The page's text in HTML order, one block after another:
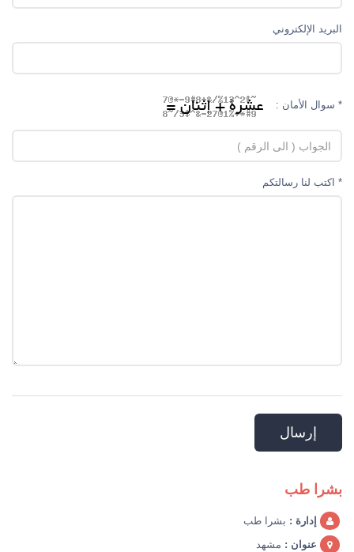
البريد الإلكتروني
* سوال الأمان :
* اکتب لنا رسالتکم
بشرا طب
إدارة : بشرا طب
عنوان : مشهد